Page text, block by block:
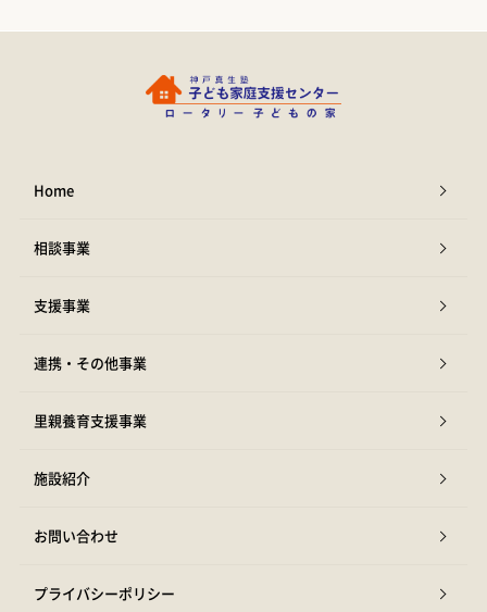
Home
相談事業
支援事業
連携・その他事業
里親養育支援事業
施設紹介
お問い合わせ
プライバシーポリシー